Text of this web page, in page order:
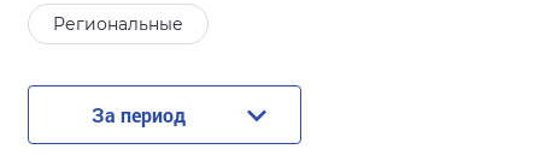
Региональные
За период